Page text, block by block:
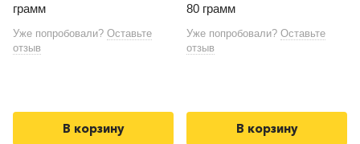
грамм
Уже попробовали? Оставьте
отзыв
80 грамм
Уже попробовали? Оставьте
отзыв